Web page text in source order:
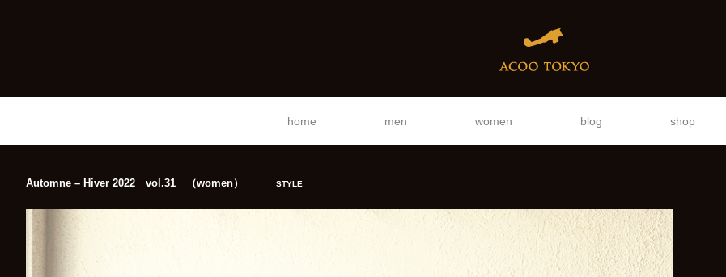
home men women blog shop
Automne – Hiver 2022 vol.31 （women） STYLE